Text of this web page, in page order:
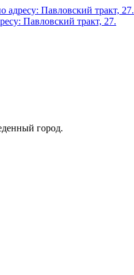
Павловский тракт, 27.
Павловский тракт, 27.
город.